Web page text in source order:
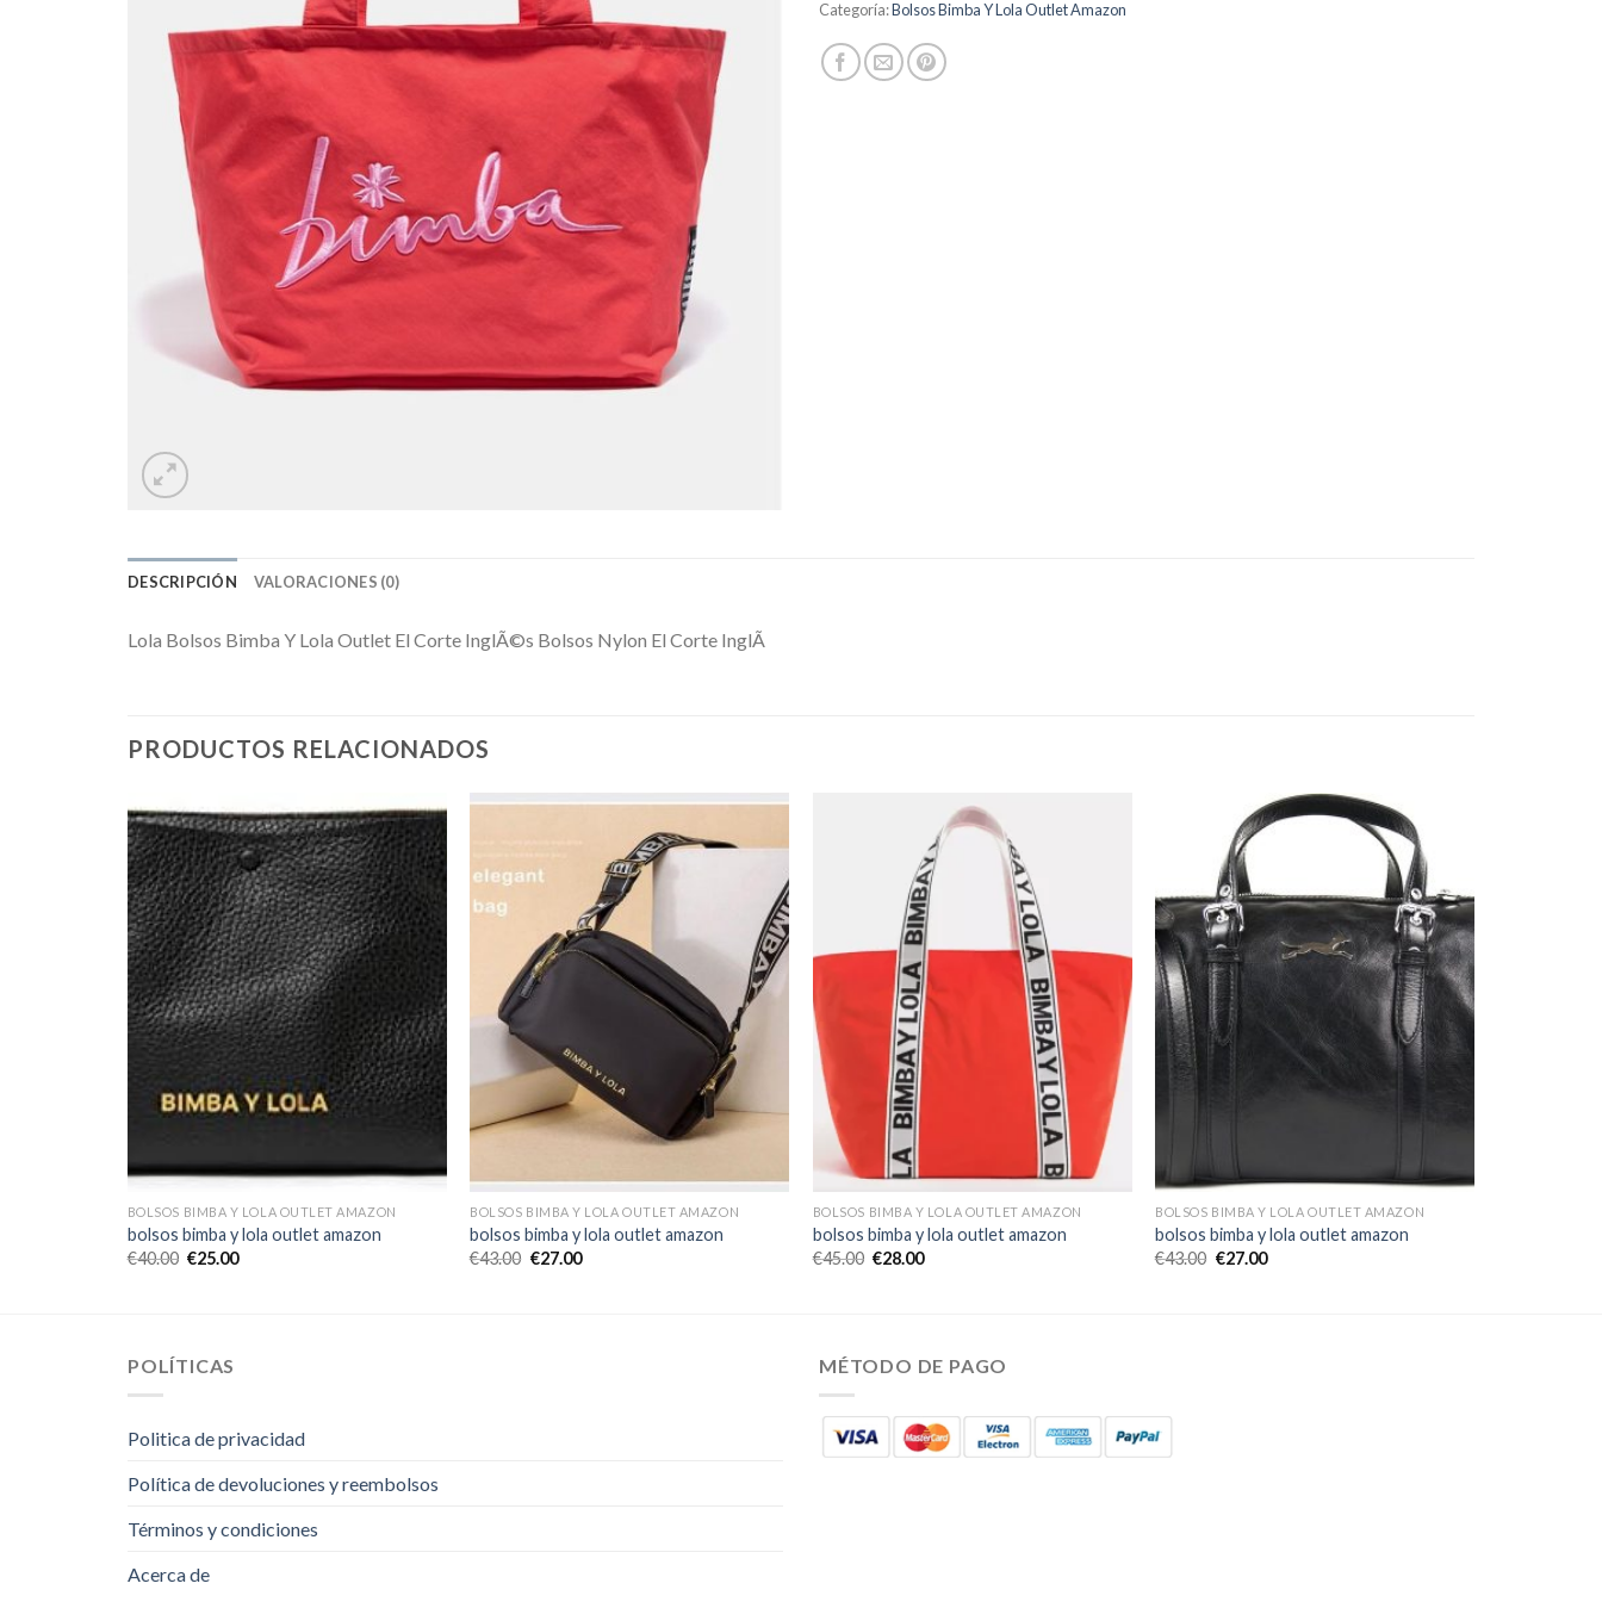
Categoría:Bolsos Bimba Y Lola Outlet Amazon
DESCRIPCIÓN VALORACIONES (0)
Lola Bolsos Bimba Y Lola Outlet El Corte InglÃ©s Bolsos Nylon El Corte InglÃ
PRODUCTOS RELACIONADOS
BOLSOS BIMBA Y LOLA OUTLET AMAZON
bolsos bimba y lola outlet amazon
€40.00 €25.00
BOLSOS BIMBA Y LOLA OUTLET AMAZON
bolsos bimba y lola outlet amazon
€43.00 €27.00
BOLSOS BIMBA Y LOLA OUTLET AMAZON
bolsos bimba y lola outlet amazon
€45.00 €28.00
BOLSOS BIMBA Y LOLA OUTLET AMAZON
bolsos bimba y lola outlet amazon
€43.00 €27.00
POLÍTICAS
Politica de privacidad
Política de devoluciones y reembolsos
Términos y condiciones
Acerca de
MÉTODO DE PAGO